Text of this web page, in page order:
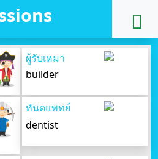
ผู้รับเหมา
builder
ทันตแพทย์
dentist